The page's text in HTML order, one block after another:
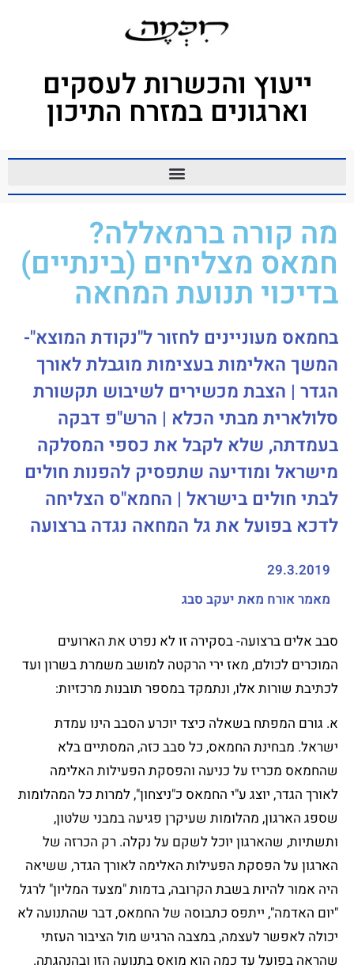
ייעוץ והכשרות לעסקים
וארגונים במזרח התיכון
מה קורה ברמאללה?
חמאס מצליחים (בינתיים)
בדיכוי תנועת המחאה
בחמאס מעוניינים לחזור ל"נקודת המוצא"-
המשך האלימות בעצימות מוגבלת לאורך
הגדר | הצבת מכשירים לשיבוש תקשורת
סלולארית מבתי הכלא | הרש"פ דבקה
בעמדתה, שלא לקבל את כספי המסלקה
מישראל ומודיעה שתפסיק להפנות חולים
לבתי חולים בישראל | החמא"ס הצליחה
לדכא בפועל את גל המחאה נגדה ברצועה
29.3.2019
מאמר אורח מאת יעקב סבג
סבב אלים ברצועה- בסקירה זו לא נפרט את הארועים
המוכרים לכולם, מאז ירי הרקטה למושב משמרת בשרון ועד
לכתיבת שורות אלו, ונתמקד במספר תובנות מרכזיות:
א. גורם המפתח בשאלה כיצד יוכרע הסבב הינו עמדת
ישראל. מבחינת החמאס, כל סבב כזה, המסתיים בלא
שהחמאס מכריז על כניעה והפסקת הפעילות האלימה
לאורך הגדר, יוצג ע"י החמאס כ"ניצחון", למרות כל המהלומות
שספג הארגון, מהלומות שעיקרן פגיעה במבני שלטון,
ותשתיות, שהארגון יוכל לשקם על נקלה. רק הכרזה של
הארגון על הפסקת הפעילות האלימה לאורך הגדר, ששיאה
היה אמור להיות בשבת הקרובה, בדמות "מצעד המליון" לרגל
"יום האדמה", ייתפס כתבוסה של החמאס, דבר שהתנועה לא
יכולה לאפשר לעצמה, במצבה הרגיש מול הציבור העזתי
שהראה בפועל עד כמה הוא מואס בתנועה הזו ובהנהגתה.